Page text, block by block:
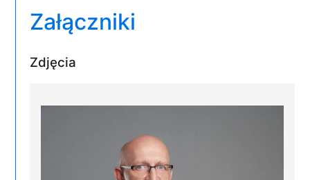
Załączniki
Zdjęcia